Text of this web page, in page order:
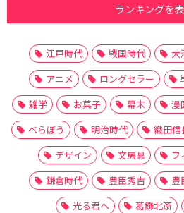
ランキングを
江戸時代 戦国時代 大
アニメ
ロングセラー
雑学
お菓子 幕末 漫
べらぼう
明治時代 織田信
デザイン
文房具 フ
鎌倉時代
豊臣秀吉 豊
光る君へ
葛飾北斎